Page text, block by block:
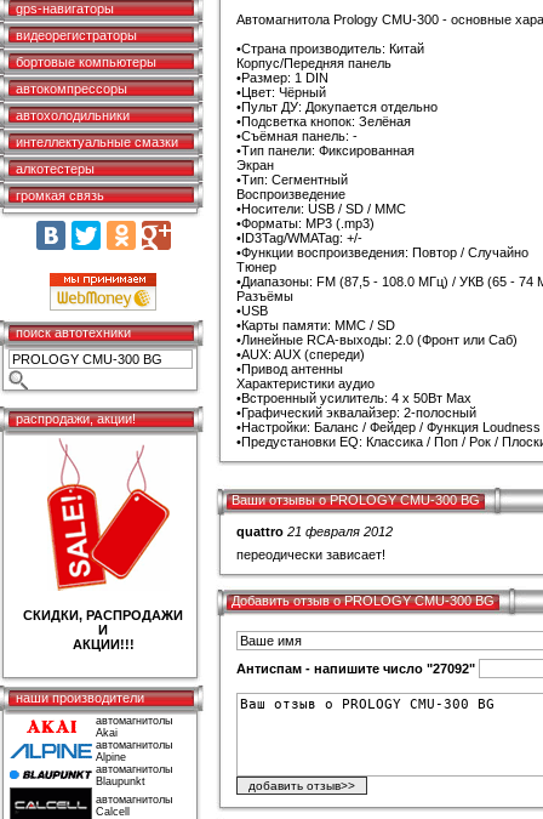
gps-навигаторы
видеорегистраторы
бортовые компьютеры
автокомпрессоры
автохолодильники
интеллектуальные смазки
алкотестеры
громкая связь
поиск автотехники
распродажи, акции!
СКИДКИ, РАСПРОДАЖИ
И
АКЦИИ!!!
наши производители
автомагнитолы
Akai
автомагнитолы
Alpine
автомагнитолы
Blaupunkt
автомагнитолы
Calcell
Автомагнитола Prology CMU-300 - основные
•Страна производитель: Китай
Корпус/Передняя панель
•Размер: 1 DIN
•Цвет: Чёрный
•Пульт ДУ: Докупается отдельно
•Подсветка кнопок: Зелёная
•Съёмная панель: -
•Тип панели: Фиксированная
Экран
•Тип: Сегментный
Воспроизведение
•Носители: USB / SD / MMC
•Форматы: MP3 (.mp3)
•ID3Tag/WMATag: +/-
•Функции воспроизведения: Повтор / Случайно
Тюнер
•Диапазоны: FM (87,5 - 108.0 МГц) / УКВ (65 - 74
Разъёмы
•USB
•Карты памяти: MMC / SD
•Линейные RCA-выходы: 2.0 (Фронт или Саб)
•AUX: AUX (спереди)
•Привод антенны
Характеристики аудио
•Встроенный усилитель: 4 x 50Вт Max
•Графический эквалайзер: 2-полосный
•Настройки: Баланс / Фейдер / Функция Loudness
•Предустановки EQ: Классика / Поп / Рок /
Ваши отзывы о PROLOGY CMU-300 BG
quattro 21 февраля 2012
переодически зависает!
Добавить отзыв о PROLOGY CMU-300 BG
Антиспам - напишите число "27092"